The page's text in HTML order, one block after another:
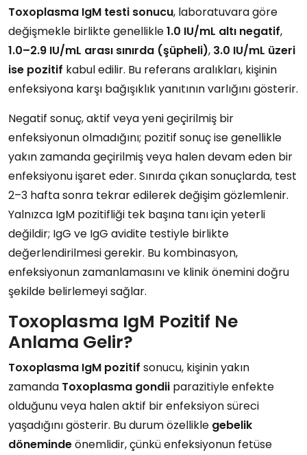
Toxoplasma IgM testi sonucu, laboratuvara göre
değişmekle birlikte genellikle1.0 IU/mL altı negatif,
1.0–2.9 IU/mL arası sınırda (şüpheli), 3.0 IU/mL üzeri
ise pozitif kabul edilir. Bu referans aralıkları, kişinin
enfeksiyona karşı bağışıklık yanıtının varlığını gösterir.
Negatif sonuç, aktif veya yeni geçirilmiş bir
enfeksiyonun olmadığını; pozitif sonuç ise genellikle
yakın zamanda geçirilmiş veya halen devam eden bir
enfeksiyonu işaret eder. Sınırda çıkan sonuçlarda, test
2–3 hafta sonra tekrar edilerek değişim gözlemlenir.
Yalnızca IgM pozitifliği tek başına tanı için yeterli
değildir; IgG ve IgG avidite testiyle birlikte
değerlendirilmesi gerekir. Bu kombinasyon,
enfeksiyonun zamanlamasını ve klinik önemini doğru
şekilde belirlemeyi sağlar.
Toxoplasma IgM Pozitif Ne
Anlama Gelir?
Toxoplasma IgM pozitif sonucu, kişinin yakın
zamanda Toxoplasma gondii parazitiyle enfekte
olduğunu veya halen aktif bir enfeksiyon süreci
yaşadığını gösterir. Bu durum özellikle gebelik
dönemindeönemlidir, çünkü enfeksiyonun fetüse